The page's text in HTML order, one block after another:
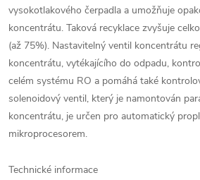
vysokotlakového čerpadla a umožňuje
koncentrátu. Taková recyklace zvyšuje
(až 75%). Nastavitelný ventil koncentrátu
koncentrátu, vytékajícího do odpadu,
celém systému RO a pomáhá také
solenoidový ventil, který je namontován
koncentrátu, je určen pro automatický
mikroprocesorem.
Technické informace